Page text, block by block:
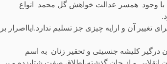
با وجود همسر عدالت خواهش گل محمد انواع
آن و ارایه چیزی جز تسلیم ندارد.ایااصرار بر
درگیر کلیشه جنسیتی و تحقیر زنان به اسم